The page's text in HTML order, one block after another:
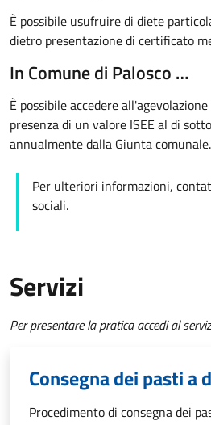
È possibile usufruire di diete
dietro presentazione di certificato
In Comune di Palosco …
È possibile accedere
presenza di un valore ISEE al di
annualmente dalla Giunta comunale.
Per ulteriori informazioni,
sociali.
Servizi
Per presentare la pratica accedi al
Consegna dei pasti a
Procedimento di consegna dei